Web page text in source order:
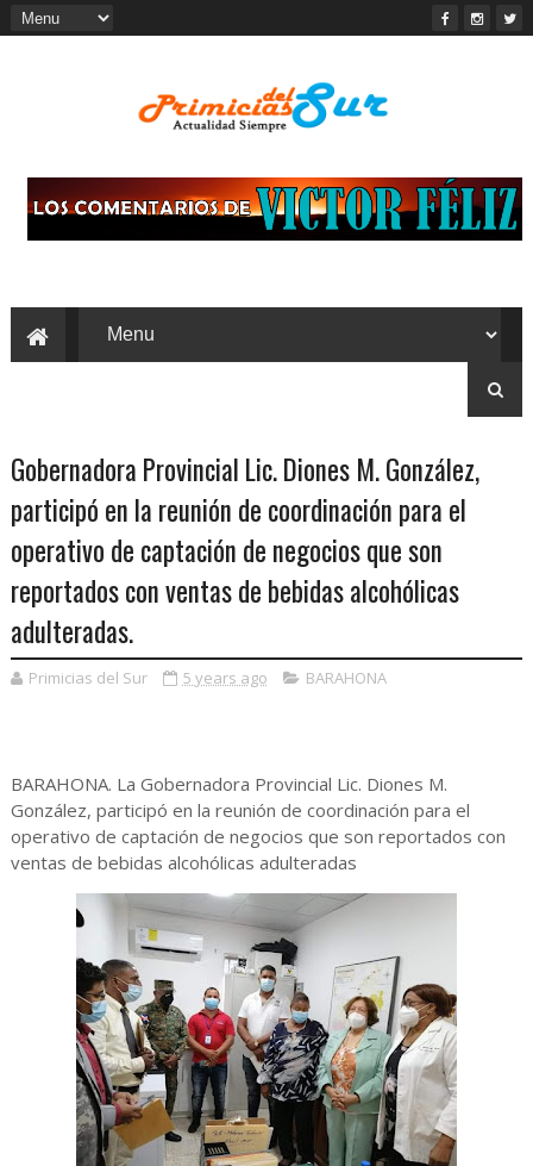
Gobernadora Provincial Lic. Diones M. González,
participó en la reunión de coordinación para el
operativo de captación de negocios que son
reportados con ventas de bebidas alcohólicas
adulteradas.
Primicias del Sur 5 years ago BARAHONA
BARAHONA. La Gobernadora Provincial Lic. Diones M.
González, participó en la reunión de coordinación para el
operativo de captación de negocios que son reportados con
ventas de bebidas alcohólicas adulteradas